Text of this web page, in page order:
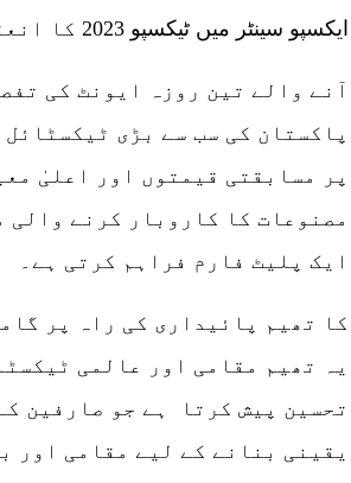
ایکسپو سینٹر میں ٹیکسپو 2023 کا انعقاد کر رہی ہے۔
آنے والے تین روزہ ایونٹ کی
پاکستان کی سب سے بڑی
پر مسابقتی قیمتوں اور اعلیٰ
مصنوعات کا کاروبار کرنے والی
ایک پلیٹ فارم فراہم کرتی ہے۔
یہ تھیم مقامی اور عالمی
تحسین پیش کرتا ہے جو صارفین
یقینی بنانے کے لیے مقامی اور